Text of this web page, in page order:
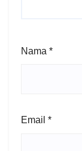
Nama *
Email *